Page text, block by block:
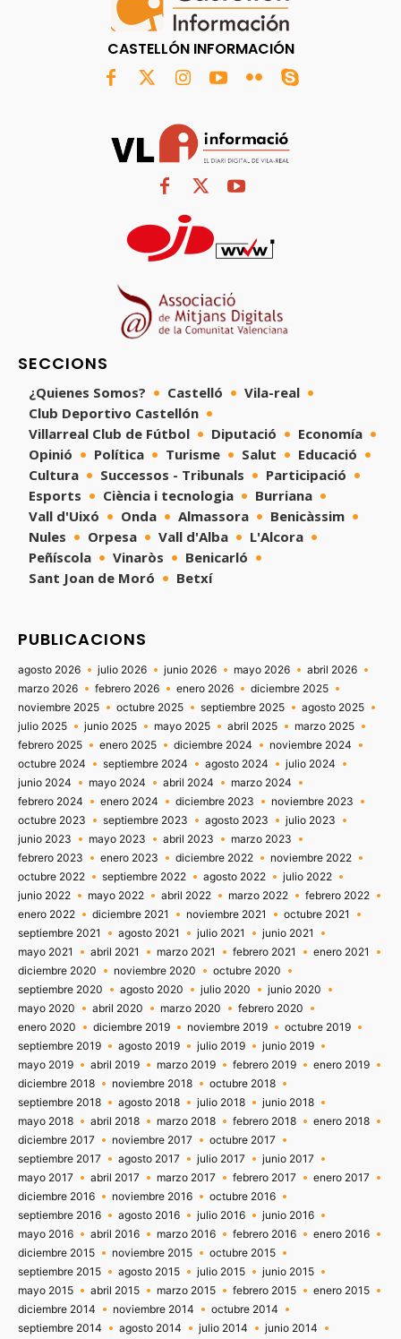
CASTELLÓN INFORMACIÓN
SECCIONS
¿Quienes Somos? Castelló
Vila-real
Club Deportivo Castellón
Villarreal Club de Fútbol
Diputació
Economía
Opinió
Política Turisme Salut
Educació
Cultura
Successos - Tribunals
Participació
Esports
Ciència i tecnologia
Burriana
Vall d'Uixó
Onda Almassora
Benicàssim
Nules
Orpesa Vall d'Alba
L'Alcora
Peñíscola
Vinaròs
Benicarló
Sant Joan de Moró
Betxí
PUBLICACIONS
agosto 2026 julio 2026 junio 2026 mayo 2026
abril 2026
marzo 2026
febrero 2026 enero 2026
diciembre 2025
noviembre 2025
octubre 2025 septiembre 2025
agosto 2025
julio 2025
junio 2025 mayo 2025 abril 2025
marzo 2025
febrero 2025
enero 2025 diciembre 2024
noviembre 2024
octubre 2024
septiembre 2024 agosto 2024
julio 2024
junio 2024
mayo 2024 abril 2024
marzo 2024
febrero 2024
enero 2024 diciembre 2023
noviembre 2023
octubre 2023
septiembre 2023 agosto 2023
julio 2023
junio 2023
mayo 2023 abril 2023
marzo 2023
febrero 2023
enero 2023 diciembre 2022
noviembre 2022
octubre 2022
septiembre 2022 agosto 2022
julio 2022
junio 2022
mayo 2022 abril 2022 marzo 2022
febrero 2022
enero 2022
diciembre 2021 noviembre 2021
octubre 2021
septiembre 2021
agosto 2021 julio 2021
junio 2021
mayo 2021
abril 2021 marzo 2021 febrero 2021
enero 2021
diciembre 2020
noviembre 2020
octubre 2020
septiembre 2020
agosto 2020 julio 2020
junio 2020
mayo 2020
abril 2020 marzo 2020
febrero 2020
enero 2020
diciembre 2019 noviembre 2019
octubre 2019
septiembre 2019
agosto 2019 julio 2019
junio 2019
mayo 2019
abril 2019 marzo 2019 febrero 2019
enero 2019
diciembre 2018
noviembre 2018
octubre 2018
septiembre 2018
agosto 2018 julio 2018
junio 2018
mayo 2018
abril 2018 marzo 2018 febrero 2018
enero 2018
diciembre 2017
noviembre 2017
octubre 2017
septiembre 2017
agosto 2017 julio 2017
junio 2017
mayo 2017
abril 2017 marzo 2017 febrero 2017
enero 2017
diciembre 2016
noviembre 2016
octubre 2016
septiembre 2016
agosto 2016 julio 2016
junio 2016
mayo 2016
abril 2016 marzo 2016 febrero 2016
enero 2016
diciembre 2015
noviembre 2015
octubre 2015
septiembre 2015
agosto 2015 julio 2015
junio 2015
mayo 2015
abril 2015 marzo 2015 febrero 2015
enero 2015
diciembre 2014
noviembre 2014
octubre 2014
septiembre 2014
agosto 2014 julio 2014 junio 2014